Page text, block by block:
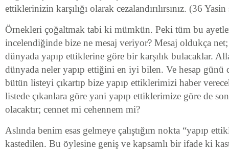
ettiklerinizin karşılığı olarak cezalandırılırsınız. (36
Örnekleri çoğaltmak tabi ki mümkün. Peki tüm bu
incelendiğinde bize ne mesaj veriyor? Mesaj oldukça
dünyada yapıp ettiklerine göre bir karşılık bulacaklar.
dünyada neler yapıp ettiğini en iyi bilen. Ve hesap günü
bütün listeyi çıkartıp bize yapıp ettiklerimizi haber
listede çıkanlara göre yani yapıp ettiklerimize göre de
olacaktır; cennet mi cehennem mi?
Aslında benim esas gelmeye çalıştığım nokta “yapıp
kastedilen. Bu öylesine geniş ve kapsamlı bir ifade ki